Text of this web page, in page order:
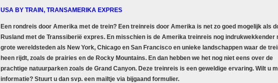
USA BY TRAIN, TRANSAMERIKA EXPRES
Een rondreis door Amerika met de trein? Een treinreis door Amerika is net zo goed mogelijk als
Rusland met de Transsiberië expres. En misschien is de Amerika treinreis nog indrukwekkender
grote wereldsteden als New York, Chicago en San Francisco en unieke landschappen waar de
heen rijdt, zoals de prairies en de Rocky Mountains. En dan hebben we het nog niet eens over de
prachtige natuurparken zoals de Grand Canyon. Deze treinreis is een geweldige ervaring. Wilt u
informatie? Stuurt u dan svp. een mailtje via bijgaand formulier.